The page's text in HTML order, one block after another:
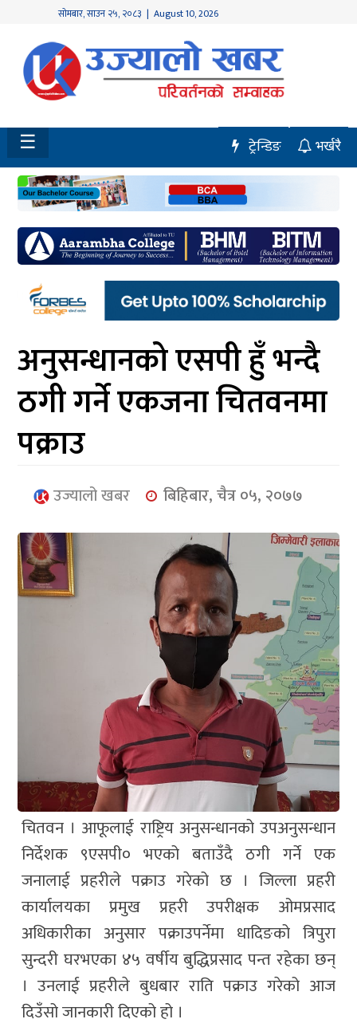
सोमबार,साउन २५, २०८३ | August 10, 2026
होमपेज
नवलपुर
विशेष
मध्य
नेपाल
चितवन
सेरोफेरो
समाचार
आर्थिक
मनोरञ्जन
खेलकुद
प्रबास
युनिकोड
☰ भर्खरै
ट्रेन्डिङ
अनुसन्धानको एसपी हुँ भन्दै
ठगी गर्ने एकजना चितवनमा
पक्राउ
उज्यालो खबर बिहिबार, चैत्र ०५, २०७७
चितवन । आफूलाई राष्ट्रिय अनुसन्धानको उपअनुसन्धान
निर्देशक ९एसपी० भएको बताउँदै ठगी गर्ने एक
जनालाई प्रहरीले पक्राउ गरेको छ । जिल्ला प्रहरी
कार्यालयका प्रमुख प्रहरी उपरीक्षक ओमप्रसाद
अधिकारीका अनुसार पक्राउपर्नेमा धादिङको त्रिपुरा
सुन्दरी घरभएका ४५ वर्षीय बुद्धिप्रसाद पन्त रहेका छन्
। उनलाई प्रहरीले बुधबार राति पक्राउ गरेको आज
दिउँसो जानकारी दिएको हो ।